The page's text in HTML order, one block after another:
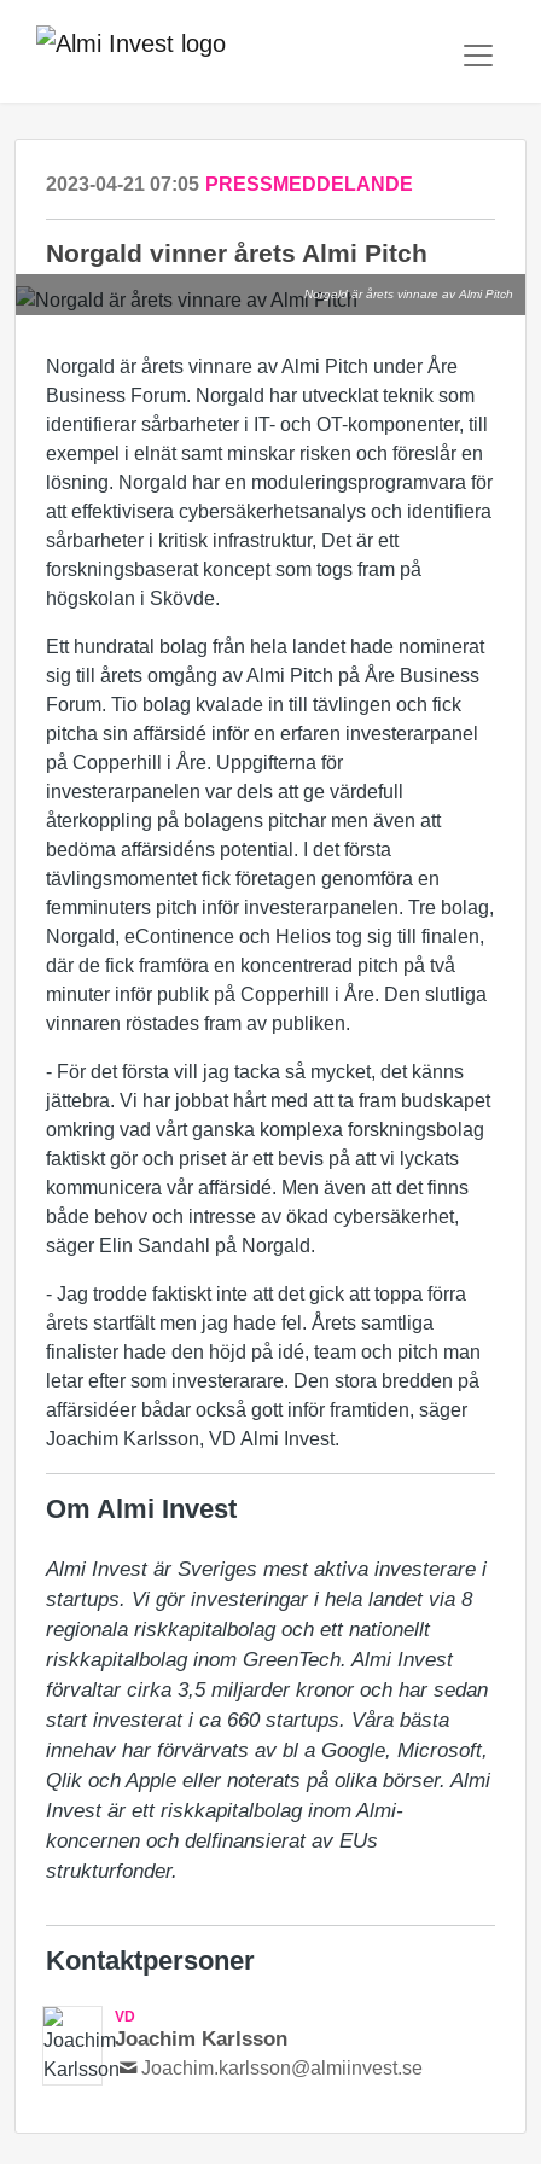
2023-04-21 07:05 PRESSMEDDELANDE
Norgald vinner årets Almi Pitch
Norgald är årets vinnare av Almi Pitch
Norgald är årets vinnare av Almi Pitch under Åre
Business Forum. Norgald har utvecklat teknik som
identifierar sårbarheter i IT- och OT-komponenter, till
exempel i elnät samt minskar risken och föreslår en
lösning. Norgald har en moduleringsprogramvara för
att effektivisera cybersäkerhetsanalys och identifiera
sårbarheter i kritisk infrastruktur, Det är ett
forskningsbaserat koncept som togs fram på
högskolan i Skövde.
Ett hundratal bolag från hela landet hade nominerat
sig till årets omgång av Almi Pitch på Åre Business
Forum. Tio bolag kvalade in till tävlingen och fick
pitcha sin affärsidé inför en erfaren investerarpanel
på Copperhill i Åre. Uppgifterna för
investerarpanelen var dels att ge värdefull
återkoppling på bolagens pitchar men även att
bedöma affärsidéns potential. I det första
tävlingsmomentet fick företagen genomföra en
femminuters pitch inför investerarpanelen. Tre bolag,
Norgald, eContinence och Helios tog sig till finalen,
där de fick framföra en koncentrerad pitch på två
minuter inför publik på Copperhill i Åre. Den slutliga
vinnaren röstades fram av publiken.
- För det första vill jag tacka så mycket, det känns
jättebra. Vi har jobbat hårt med att ta fram budskapet
omkring vad vårt ganska komplexa forskningsbolag
faktiskt gör och priset är ett bevis på att vi lyckats
kommunicera vår affärsidé. Men även att det finns
både behov och intresse av ökad cybersäkerhet,
säger Elin Sandahl på Norgald.
- Jag trodde faktiskt inte att det gick att toppa förra
årets startfält men jag hade fel. Årets samtliga
finalister hade den höjd på idé, team och pitch man
letar efter som investerarare. Den stora bredden på
affärsidéer bådar också gott inför framtiden, säger
Joachim Karlsson, VD Almi Invest.
Om Almi Invest
Almi Invest är Sveriges mest aktiva investerare i
startups. Vi gör investeringar i hela landet via 8
regionala riskkapitalbolag och ett nationellt
riskkapitalbolag inom GreenTech. Almi Invest
förvaltar cirka 3,5 miljarder kronor och har sedan
start investerat i ca 660 startups. Våra bästa
innehav har förvärvats av bl a Google, Microsoft,
Qlik och Apple eller noterats på olika börser. Almi
Invest är ett riskkapitalbolag inom Almi-
koncernen och delfinansierat av EUs
strukturfonder.
Kontaktpersoner
VD
Joachim Karlsson
Joachim.karlsson@almiinvest.se